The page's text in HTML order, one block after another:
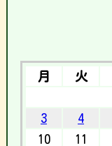
月 火
3
4
10
11